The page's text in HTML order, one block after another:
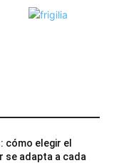
cómo elegir el
se adapta a cada